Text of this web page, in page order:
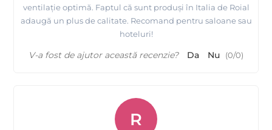
ventilație optimă. Faptul că sunt produși în Italia de Roial
adaugă un plus de calitate. Recomand pentru saloane sau
hoteluri!
V-a fost de ajutor această recenzie? Da Nu (0/0)
R